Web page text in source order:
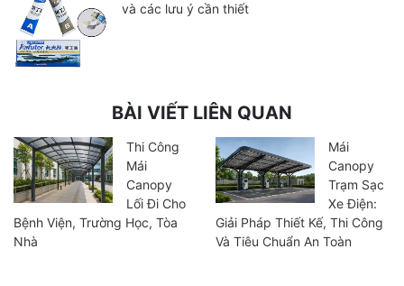
và các lưu ý cần thiết
BÀI VIẾT LIÊN QUAN
Thi Công
Mái
Canopy
Lối Đi Cho
Bệnh Viện, Trường Học, Tòa
Nhà
Mái
Canopy
Trạm Sạc
Xe Điện:
Giải Pháp Thiết Kế, Thi Công
Và Tiêu Chuẩn An Toàn